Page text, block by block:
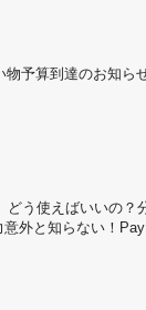
物予算到達のお知ら
う使えばいいの？
意外と知らない！